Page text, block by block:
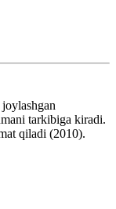
tarkibiga kiradi.
qiladi (2010).